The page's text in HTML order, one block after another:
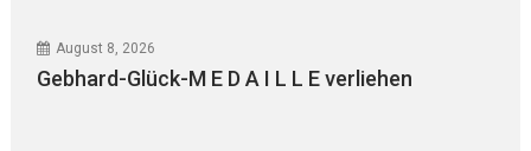
August 8, 2026
Gebhard-Glück-M E D A I L L E verliehen